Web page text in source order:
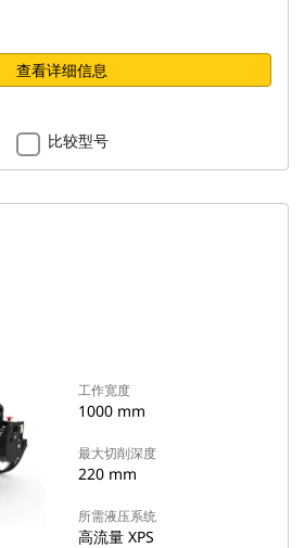
查看详细信息
比较型号
工作宽度
1000 mm
最大切削深度
220 mm
所需液压系统
高流量 XPS